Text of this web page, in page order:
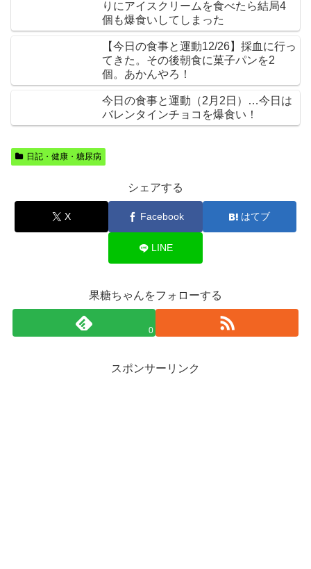
りにアイスクリームを食べたら結局4
個も爆食いしてしまった
【今日の食事と運動12/26】採血に行っ
てきた。その後朝食に菓子パンを2
個。あかんやろ！
今日の食事と運動（2月2日）…今日は
バレンタインチョコを爆食い！
日記・健康・糖尿病
シェアする
X Facebook はてブ
LINE
果糖ちゃんをフォローする
0
スポンサーリンク